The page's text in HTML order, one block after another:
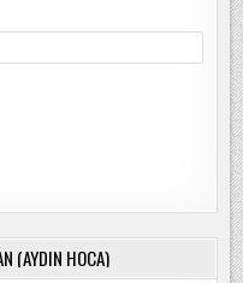
(AYDIN HOCA)